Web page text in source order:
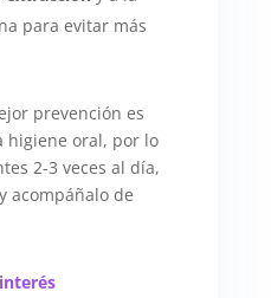
para evitar más
prevención es
higiene oral, por lo
2-3 veces al día,
acompáñalo de